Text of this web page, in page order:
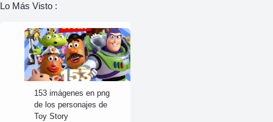
Lo Más Visto :
153 imágenes en png
de los personajes de
Toy Story